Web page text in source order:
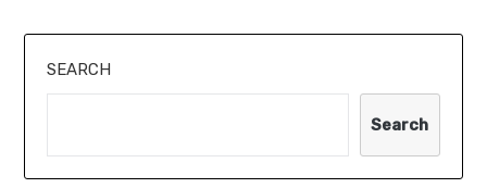
SEARCH
Search